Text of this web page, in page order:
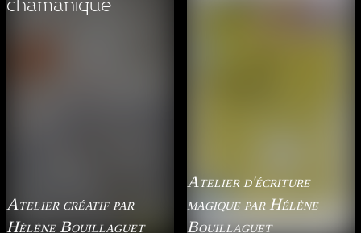
Atelier créatif par
Hélène Bouillaguet
Atelier d'écriture
magique par Hélène
Bouillaguet